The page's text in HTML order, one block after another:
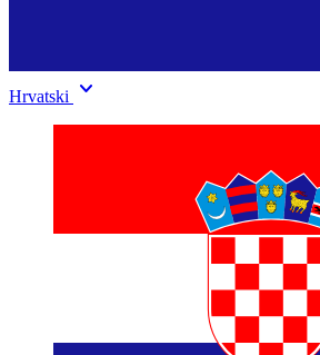
Hrvatski keyboard_arrow_down